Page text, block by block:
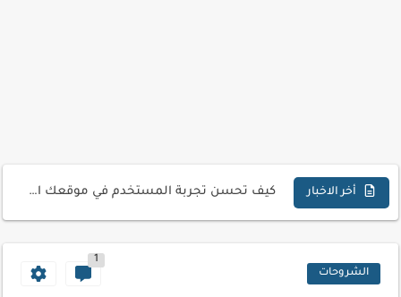
أخر الاخبار كيف تحسن تجربة المستخدم في موقعك الإلكتروني
أسرار اختيار لوحة مفاتيح تناسب عملك اليومي
الشروحات
1